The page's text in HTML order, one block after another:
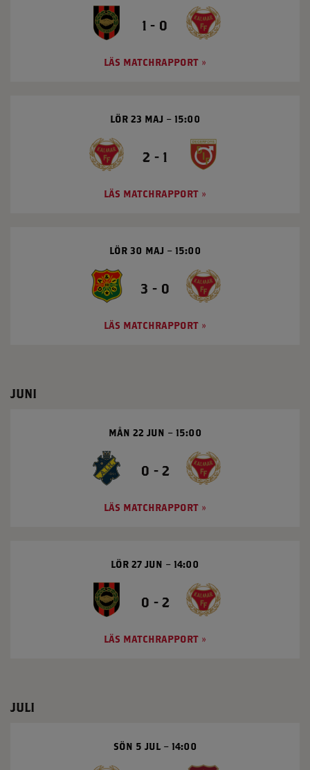
1 - 0
LÄS MATCHRAPPORT
2 - 1
LÖR 23 MAJ 15:00
LÄS MATCHRAPPORT
3 - 0
LÖR 30 MAJ 15:00
LÄS MATCHRAPPORT
JUNI
0 - 2
MÅN 22 JUN 15:00
LÄS MATCHRAPPORT
0 - 2
LÖR 27 JUN 14:00
LÄS MATCHRAPPORT
JULI
SÖN 5 JUL 14:00